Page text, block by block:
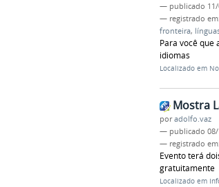
— publicado
— registrado em:
fronteira,
Para você que
idiomas
Localizado em
Mostra
poradolfo.vaz
— publicado
— registrado em:
Evento terá
gratuitamente
Localizado em